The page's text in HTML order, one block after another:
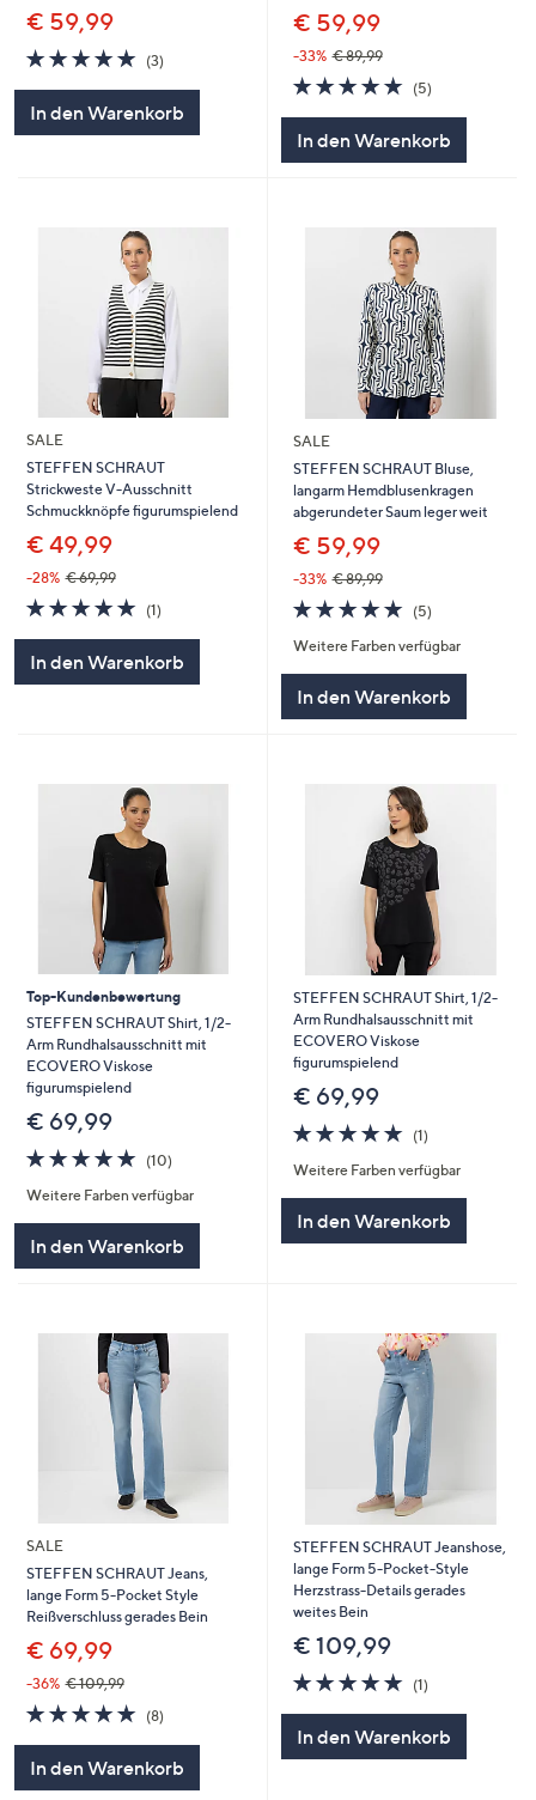
€ 59,99
5.0
von
(3)3
In den Warenkorb
€ 59,99
-33% € 89,99
5.0
von
(5)5
In den Warenkorb
SALE
STEFFEN SCHRAUT
Strickweste V-Ausschnitt
Schmuckknöpfe figurumspielend
€ 49,99
-28% € 69,99
5.0
von
(1)1
In den Warenkorb
SALE
STEFFEN SCHRAUT Bluse,
langarm Hemdblusenkragen
abgerundeter Saum leger weit
€ 59,99
-33% € 89,99
5.0
von
5
(5)5
Weitere Farben verfügbar
In den Warenkorb
Top-Kundenbewertung
STEFFEN SCHRAUT Shirt, 1/2-
Arm Rundhalsausschnitt mit
ECOVERO Viskose
figurumspielend
€ 69,99
5.0
von
5
(10)10
Weitere Farben verfügbar
In den Warenkorb
STEFFEN SCHRAUT Shirt, 1/2-
Arm Rundhalsausschnitt mit
ECOVERO Viskose
figurumspielend
€ 69,99
5.0
von
5
(1)1
Weitere Farben verfügbar
In den Warenkorb
SALE
STEFFEN SCHRAUT Jeans,
lange Form 5-Pocket Style
Reißverschluss gerades Bein
€ 69,99
-36% € 109,99
5.0
von
(8)8
In den Warenkorb
STEFFEN SCHRAUT Jeanshose,
lange Form 5-Pocket-Style
Herzstrass-Details gerades
weites Bein
€ 109,99
5.0
von
(1)1
In den Warenkorb